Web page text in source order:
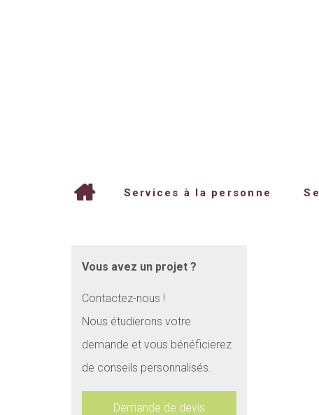
Services à la personne
Vous avez un projet ?
Contactez-nous !
Nous étudierons votre
demande et vous bénéficierez
de conseils personnalisés.
Demande de devis